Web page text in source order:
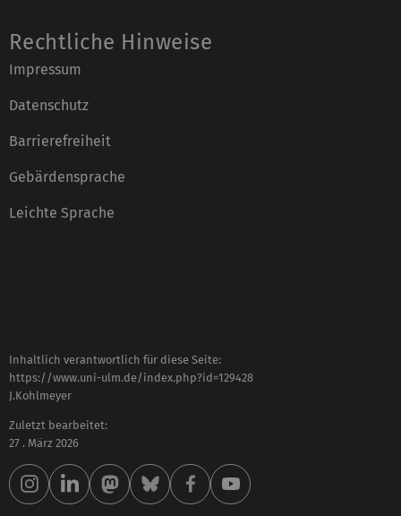
Rechtliche Hinweise
Impressum
Datenschutz
Barrierefreiheit
Gebärdensprache
Leichte Sprache
Inhaltlich verantwortlich für diese Seite:
https://www.uni-ulm.de/index.php?id=129428
J.Kohlmeyer
Zuletzt bearbeitet:
27 . März 2026